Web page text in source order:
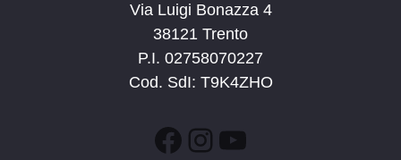
Via Luigi Bonazza 4
38121 Trento
P.I. 02758070227
Cod. SdI: T9K4ZHO
Facebook
Instagram
YouTube